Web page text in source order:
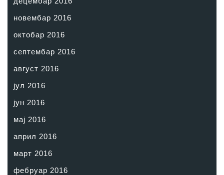
новембар 2016
октобар 2016
септембар 2016
август 2016
јул 2016
јун 2016
мај 2016
април 2016
март 2016
фебруар 2016